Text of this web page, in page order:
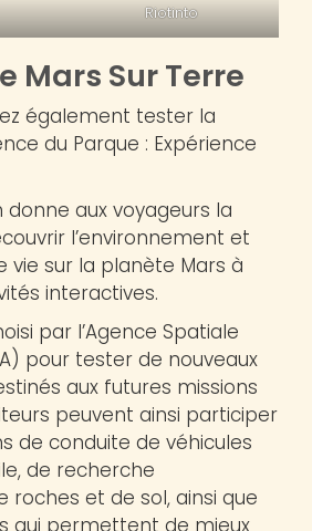
Riotinto
Mars Sur Terre
également tester la
du Parque : Expérience
aux voyageurs la
l’environnement et
vie sur la planète Mars à
interactives.
par l’Agence Spatiale
pour tester de nouveaux
aux futures missions
peuvent ainsi participer
de conduite de véhicules
de recherche
roches et de sol, ainsi que
qui permettent de mieux